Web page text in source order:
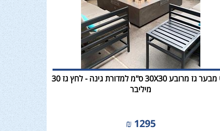
קיט מבער גז מרובע 30X30 ס"מ למדורת גינה - לחץ גז 30
מיליבר
1295
₪